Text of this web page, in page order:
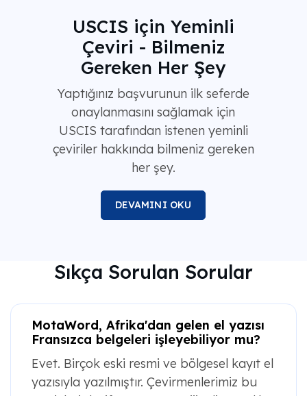
Çeviri - Bilmeniz
Gereken Her Şey
Yaptığınız başvurunun ilk seferde
onaylanmasını sağlamak için
USCIS tarafından istenen yeminli
çeviriler hakkında bilmeniz gereken
her şey.
DEVAMINI OKU
Sıkça Sorulan Sorular
Fransızca belgeleri işleyebiliyor mu?
Evet. Birçok eski resmi ve bölgesel kayıt el
yazısıyla yazılmıştır. Çevirmenlerimiz bu
metinleri deşifre etme ve orijinaline sadık